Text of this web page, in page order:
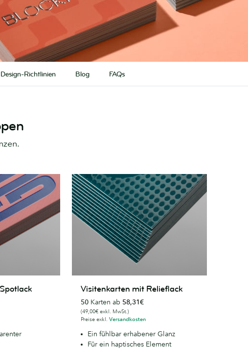
Design-Richtlinien Blog FAQs
mit
Relieflack
Visitenkarten mit Relieflack
50 Karten ab 58,31€
(49,00€ exkl. MwSt.)
Preise exkl. Versandkosten
Ein fühlbar erhabener Glanz
Für ein haptisches Element